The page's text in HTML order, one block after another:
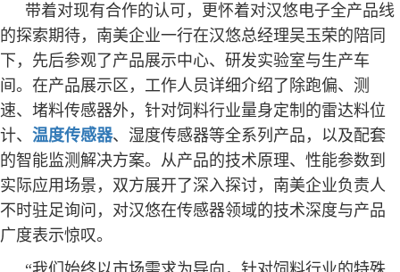
带着对现有合作的认可，更怀着对汉悠电子全产品线
的探索期待，南美企业一行在汉悠总经理吴玉荣的陪同
下，先后参观了产品展示中心、研发实验室与生产车
间。在产品展示区，工作人员详细介绍了除跑偏、测
速、堵料传感器外，针对饲料行业量身定制的雷达料位
计、 温度传感器、湿度传感器等全系列产品，以及配套
的智能监测解决方案。从产品的技术原理、性能参数到
实际应用场景，双方展开了深入探讨，南美企业负责人
不时驻足询问，对汉悠在传感器领域的技术深度与产品
广度表示惊叹。